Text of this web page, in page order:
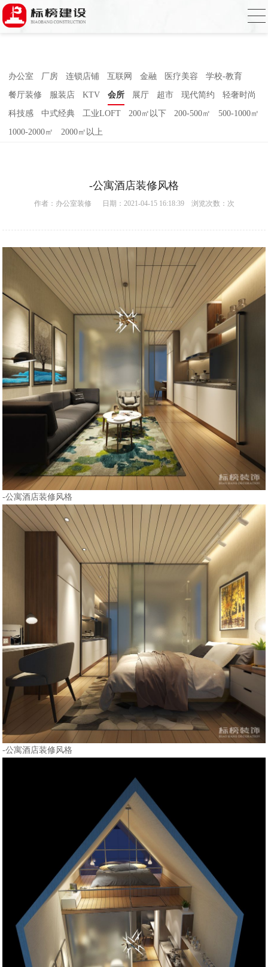
小黄片大全下载,小黄片应用下载,小黄片短
视频,下载小黄片免费
办公室 厂房 连锁店铺 互联网 金融 医疗美容 学校-教育
餐厅装修 服装店 KTV 会所 展厅 超市 现代简约 轻奢时尚
科技感 中式经典 工业LOFT 200㎡以下 200-500㎡ 500-1000㎡
1000-2000㎡ 2000㎡以上
-公寓酒店装修风格
作者： 办公室装修 日期：2021-04-15 16:18:39 浏览次数： 次
-公寓酒店装修风格
-公寓酒店装修风格